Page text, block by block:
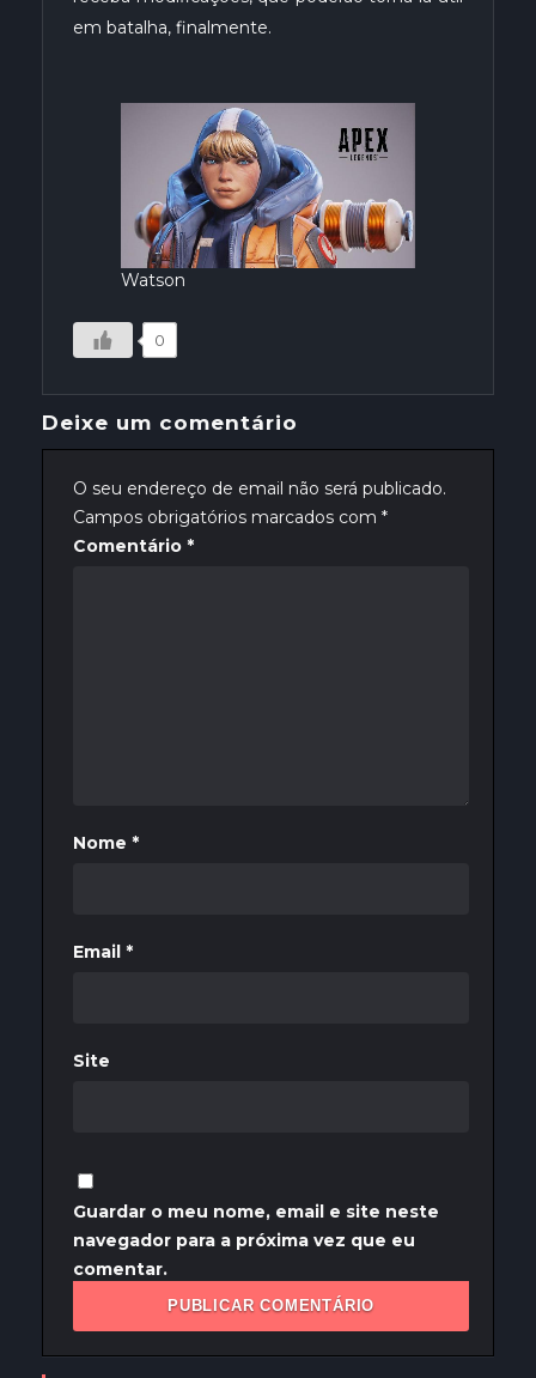
em batalha, finalmente.
Watson
0
Deixe um comentário
O seu endereço de email não será publicado.
Campos obrigatórios marcados com *
Comentário *
Nome *
Email *
Site
Guardar o meu nome, email e site neste
navegador para a próxima vez que eu
comentar.